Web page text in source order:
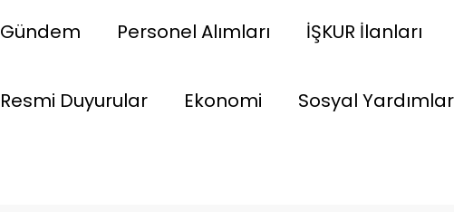
Gündem Personel Alımları İŞKUR İlanları
Resmi Duyurular Ekonomi Sosyal Yardımlar